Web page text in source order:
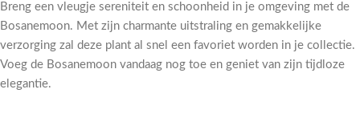
Breng een vleugje sereniteit en schoonheid in je omgeving met de
Bosanemoon. Met zijn charmante uitstraling en gemakkelijke
verzorging zal deze plant al snel een favoriet worden in je collectie.
Voeg de Bosanemoon vandaag nog toe en geniet van zijn tijdloze
elegantie.